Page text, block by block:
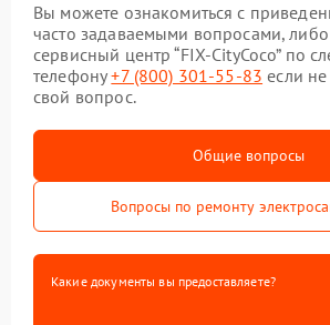
Вы можете ознакомиться с
часто задаваемыми вопросами, либо
сервисный центр “FIX-CityCoco” по
телефону+7 (800) 301-55-83 если
свой вопрос.
Общие вопросы
Вопросы по ремонту
Какие документы вы предоставляете?